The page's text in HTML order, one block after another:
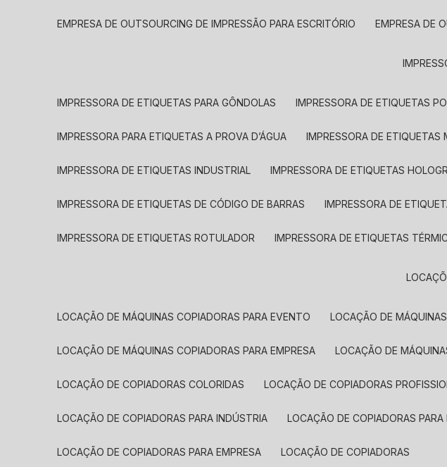
EMPRESA DE OUTSOURCING DE IMPRESSÃO PARA ESCRITÓRIO EMPRESA DE
IMPRESSORA DE ETIQUETAS PARA GÔNDOLAS IMPRESSORA DE ETIQUETAS
IMPRESSORA PARA ETIQUETAS A PROVA D’ÁGUA IMPRESSORA DE ETIQUETAS
IMPRESSORA DE ETIQUETAS INDUSTRIAL IMPRESSORA DE ETIQUETAS
IMPRESSORA DE ETIQUETAS DE CÓDIGO DE BARRAS IMPRESSORA DE
IMPRESSORA DE ETIQUETAS ROTULADOR IMPRESSORA DE ETIQUETAS
LOCAÇÃO DE MÁQUINAS COPIADORAS PARA EVENTO LOCAÇÃO DE
LOCAÇÃO DE MÁQUINAS COPIADORAS PARA EMPRESA LOCAÇÃO DE
LOCAÇÃO DE COPIADORAS COLORIDAS LOCAÇÃO DE COPIADORAS
LOCAÇÃO DE COPIADORAS PARA INDÚSTRIA LOCAÇÃO DE COPIADORAS
LOCAÇÃO DE COPIADORAS PARA EMPRESA LOCAÇÃO DE COPIADORAS